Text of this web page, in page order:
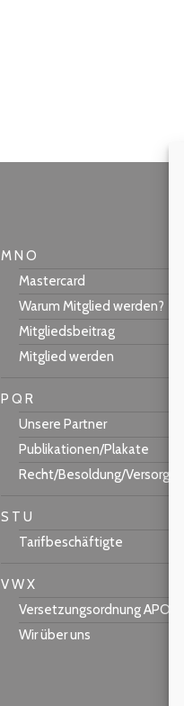
M N O
Mastercard
Warum Mitglied werden?
Mitgliedsbeitrag
Mitglied werden
P Q R
Unsere Partner
Publikationen/Plakate
Recht/Besoldung/Versorgung
S T U
Tarifbeschäftigte
V W X
Versetzungsordnung APO-SI
Wir über uns